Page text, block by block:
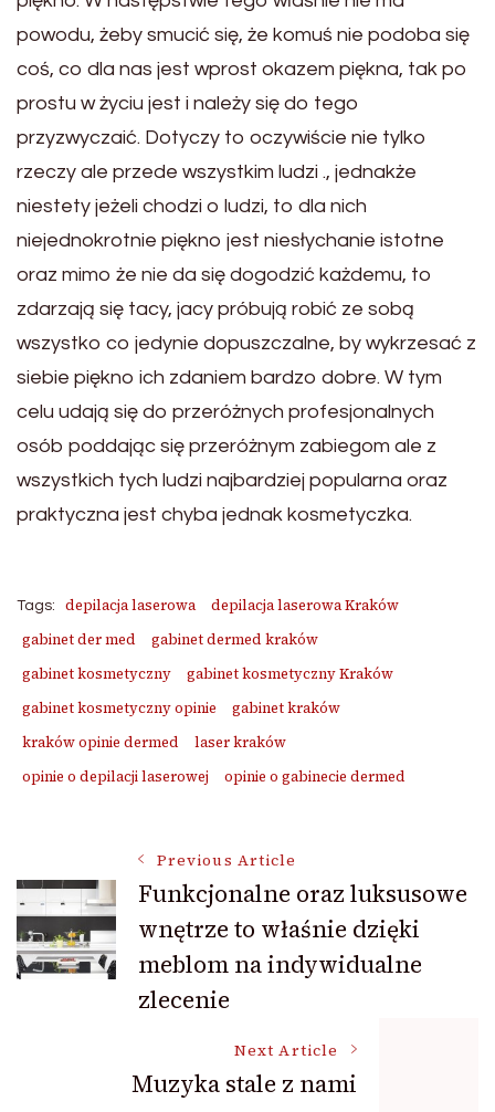
powodu, żeby smucić się, że komuś nie podoba się
coś, co dla nas jest wprost okazem piękna, tak po
prostu w życiu jest i należy się do tego
przyzwyczaić. Dotyczy to oczywiście nie tylko
rzeczy ale przede wszystkim ludzi ., jednakże
niestety jeżeli chodzi o ludzi, to dla nich
niejednokrotnie piękno jest niesłychanie istotne
oraz mimo że nie da się dogodzić każdemu, to
zdarzają się tacy, jacy próbują robić ze sobą
wszystko co jedynie dopuszczalne, by wykrzesać z
siebie piękno ich zdaniem bardzo dobre. W tym
celu udają się do przeróżnych profesjonalnych
osób poddając się przeróżnym zabiegom ale z
wszystkich tych ludzi najbardziej popularna oraz
praktyczna jest chyba jednak kosmetyczka.
Tags: depilacja laserowa
depilacja laserowa Kraków
gabinet der med
gabinet dermed kraków
gabinet kosmetyczny
gabinet kosmetyczny Kraków
gabinet kosmetyczny opinie
gabinet kraków
kraków opinie dermed
laser kraków
opinie o depilacji laserowej
opinie o gabinecie dermed
Post
Navigation
Previous Article
Funkcjonalne oraz luksusowe
wnętrze to właśnie dzięki
meblom na indywidualne
zlecenie
Next Article
Muzyka stale z nami